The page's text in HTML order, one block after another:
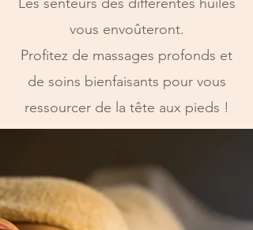
vous envoûteront.
Profitez de massages profonds et
de soins bienfaisants pour vous
ressourcer de la tête aux pieds !